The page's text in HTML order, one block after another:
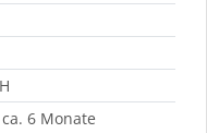
6 Monate